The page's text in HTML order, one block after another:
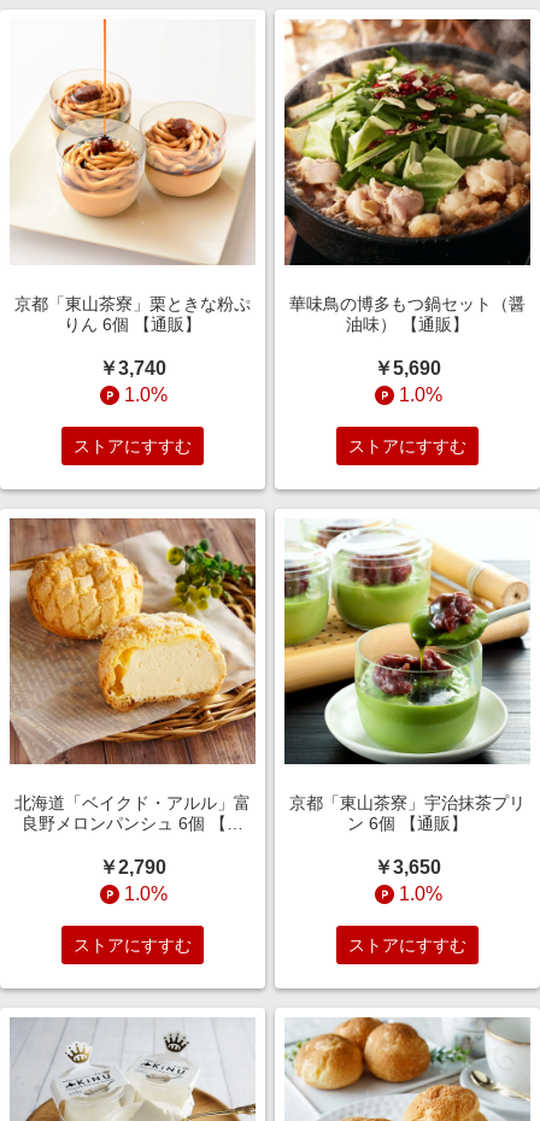
京都「東山茶寮」栗ときな粉ぷ
りん 6個 【通販】
￥3,740
1.0%
ストアにすすむ
華味鳥の博多もつ鍋セット（醤
油味） 【通販】
￥5,690
1.0%
ストアにすすむ
北海道「ベイクド・アルル」富
良野メロンパンシュ 6個 【通
￥2,790
1.0%
ストアにすすむ
京都「東山茶寮」宇治抹茶プリ
ン 6個 【通販】
￥3,650
1.0%
ストアにすすむ